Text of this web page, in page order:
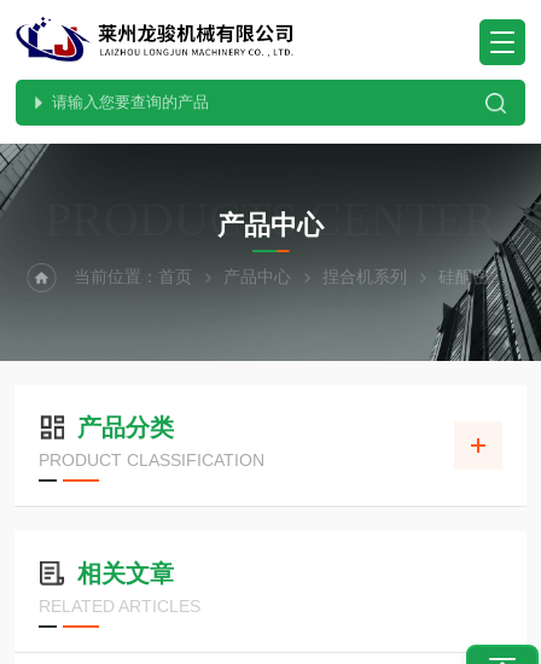
PRODUCTS CENTER
产品中心
当前位置：首页 产品中心 捏合机系列 硅酮密封胶捏合机
产品分类
PRODUCT CLASSIFICATION
相关文章
RELATED ARTICLES